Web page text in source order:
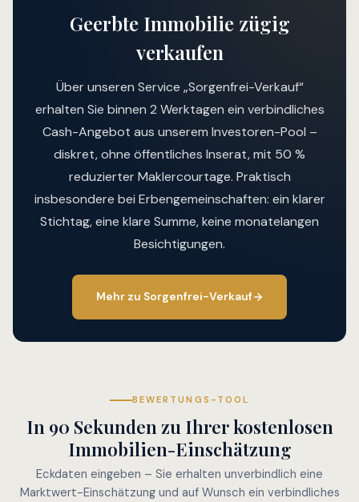
Geerbte Immobilie zügig
verkaufen
Über unseren Service „Sorgenfrei-Verkauf“
erhalten Sie binnen 2 Werktagen ein verbindliches
Cash-Angebot aus unserem Investoren-Pool –
diskret, ohne öffentliches Inserat, mit 50 %
reduzierter Maklercourtage. Praktisch
insbesondere bei Erbengemeinschaften: ein klarer
Stichtag, eine klare Summe, keine monatelangen
Besichtigungen.
Mehr zu Sorgenfrei-Verkauf
BEWERTUNGS-TOOL
In 90 Sekunden zu Ihrer kostenlosen
Immobilien-Einschätzung
Eckdaten eingeben – Sie erhalten unverbindlich eine
Marktwert-Einschätzung und auf Wunsch ein verbindliches